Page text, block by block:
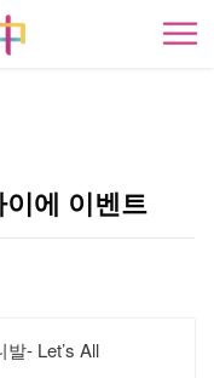
開
에 이벤트
- Let’s All